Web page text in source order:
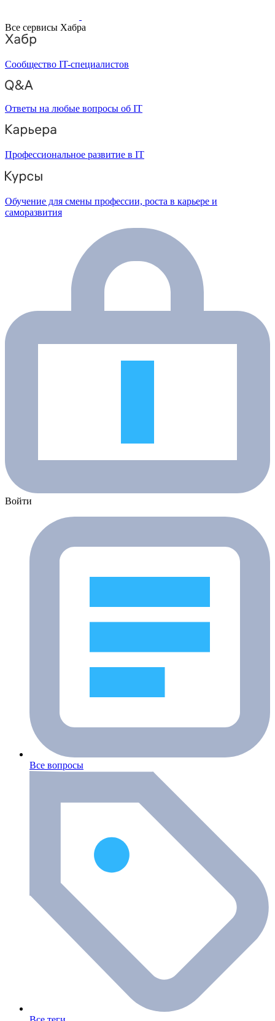
Все сервисы Хабра
Сообщество IT-специалистов
Ответы на любые вопросы об IT
Профессиональное развитие в IT
Обучение для смены профессии, роста в карьере и
саморазвития
Войти
Все вопросы